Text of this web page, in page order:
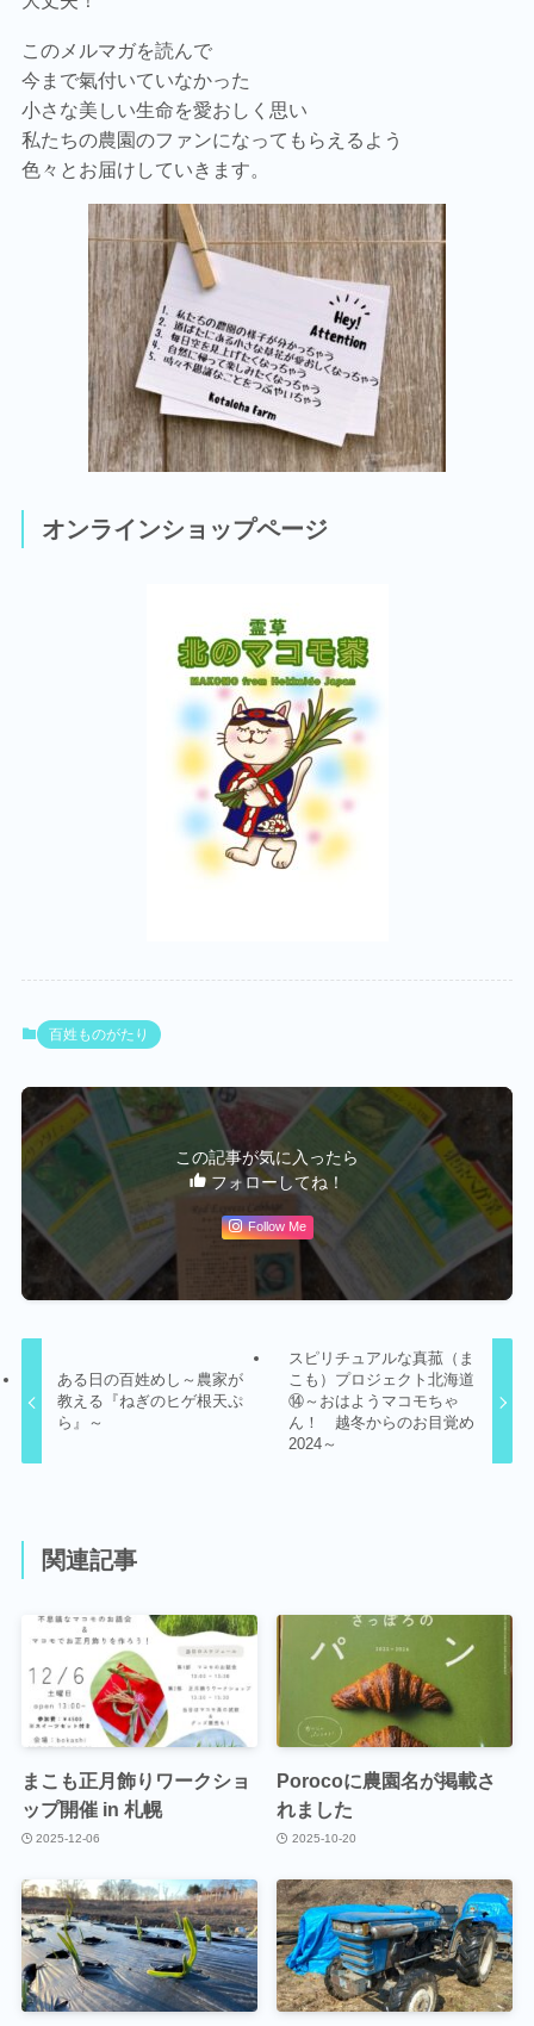
このメルマガを読んで
今まで氣付いていなかった
小さな美しい生命を愛おしく思い
私たちの農園のファンになってもらえるよう
色々とお届けしていきます。
オンラインショップページ
百姓ものがたり
この記事が気に入ったら
フォローしてね！
Follow Me
ある日の百姓めし～農家が
教える『ねぎのヒゲ根天ぷ
ら』～
スピリチュアルな真菰（ま
こも）プロジェクト北海道
⑭～おはようマコモちゃ
ん！ 越冬からのお目覚め
2024～
関連記事
まこも正月飾りワークショ
ップ開催 in 札幌
2025-12-06
Porocoに農園名が掲載さ
れました
2025-10-20